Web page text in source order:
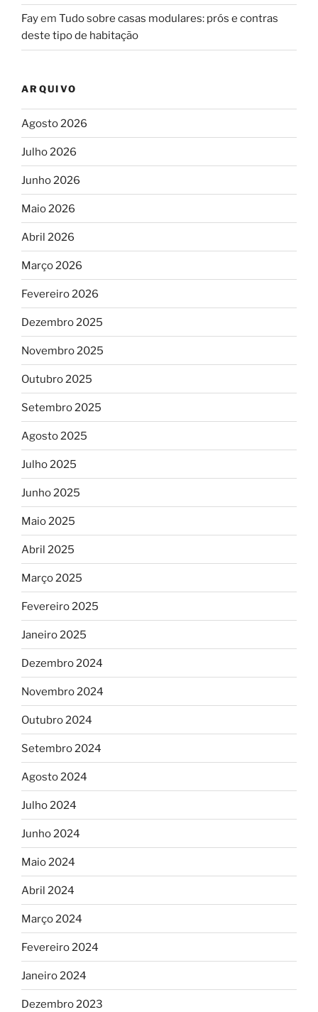
Fayem Tudo sobre casas modulares: prós e contras
deste tipo de habitação
ARQUIVO
Agosto 2026
Julho 2026
Junho 2026
Maio 2026
Abril 2026
Março 2026
Fevereiro 2026
Dezembro 2025
Novembro 2025
Outubro 2025
Setembro 2025
Agosto 2025
Julho 2025
Junho 2025
Maio 2025
Abril 2025
Março 2025
Fevereiro 2025
Janeiro 2025
Dezembro 2024
Novembro 2024
Outubro 2024
Setembro 2024
Agosto 2024
Julho 2024
Junho 2024
Maio 2024
Abril 2024
Março 2024
Fevereiro 2024
Janeiro 2024
Dezembro 2023